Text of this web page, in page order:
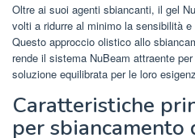
Oltre ai suoi agenti sbiancanti, il gel
volti a ridurre al minimo la sensibilità
Questo approccio olistico allo
rende il sistema NuBeam attraente
soluzione equilibrata per le loro
Caratteristiche
per sbiancamento